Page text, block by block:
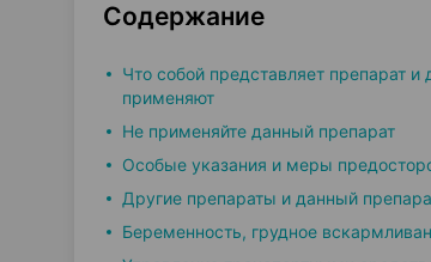
Содержание
Что собой представляет препарат и
применяют
Не применяйте данный препарат
Особые указания и меры
Другие препараты и данный
Беременность, грудное